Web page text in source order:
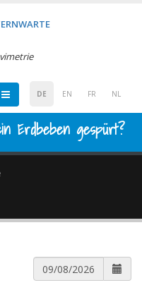
DE EN FR NL
Erdbeben gespürt?